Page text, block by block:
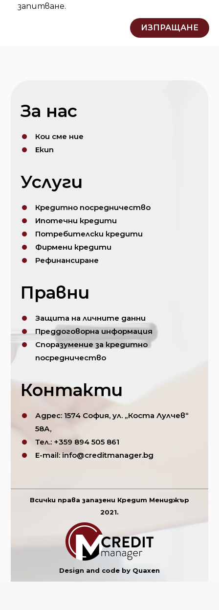
запитване.
За нас
Кои сме ние
Екип
Услуги
Кредитно посредничество
Ипотечни кредити
Потребителски кредити
Фирмени кредити
Рефинансиране
Правни
Защита на личните данни
Преддоговорна информация
Споразумение за кредитно
посредничество
Контакти
Адрес: 1574 София, ул. „Коста Лулчев“
58А,
Тел.: +359 894 505 861
E-mail:info@creditmanager.bg
Всички права запазени Кредит Мениджър
2021.
Design and code by Quaxen